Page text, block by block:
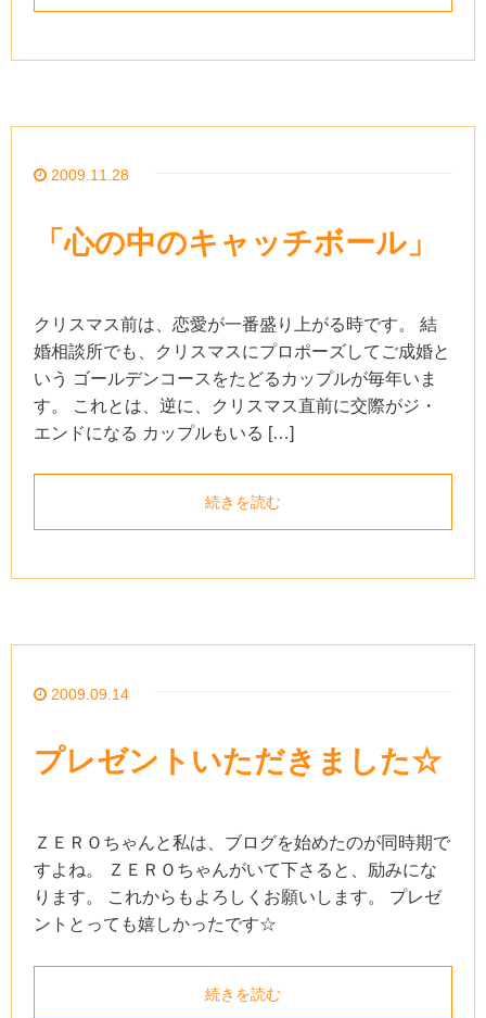
2009.11.28
「心の中のキャッチボール」
クリスマス前は、恋愛が一番盛り上がる時です。 結
婚相談所でも、クリスマスにプロポーズしてご成婚と
いう ゴールデンコースをたどるカップルが毎年いま
す。 これとは、逆に、クリスマス直前に交際がジ・
エンドになる カップルもいる […]
続きを読む
2009.09.14
プレゼントいただきました☆
ＺＥＲＯちゃんと私は、ブログを始めたのが同時期で
すよね。 ＺＥＲＯちゃんがいて下さると、励みにな
ります。 これからもよろしくお願いします。 プレゼ
ントとっても嬉しかったです☆
続きを読む